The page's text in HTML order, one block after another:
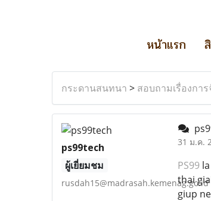
หน้าแรก
กระดานสนทนา > สอบถามเรื่องกา
ps99tech
ผู้เยี่ยมชม
rusdah15@madrasah.kemenag.go.id
31 ม.ค.
PS99la
thai
giup